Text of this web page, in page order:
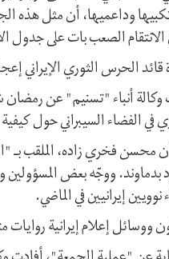
وداعميها، أن مثل هذه
الصعب بات على جدول
الحرس الثوري الإيراني
أنباء "تسنيم" عن رمضان
في الفضاء السيبراني حول
بدماوند. ووجّه بعض المسؤولين
إيرانيين في الماضي.
إعلام إيرانية روايات